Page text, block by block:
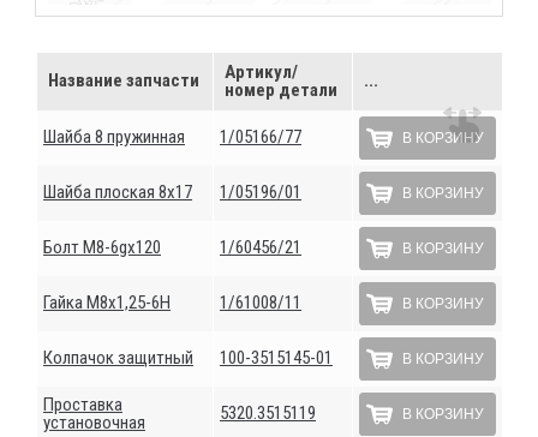
Название запчасти
Артикул/
номер детали
...
Шайба 8 пружинная 1/05166/77 В КОРЗИНУ
Шайба плоская 8х17 1/05196/01 В КОРЗИНУ
Болт М8-6gх120 1/60456/21 В КОРЗИНУ
Гайка М8х1,25-6Н 1/61008/11 В КОРЗИНУ
Колпачок защитный 100-3515145-01 В КОРЗИНУ
Проставка
установочная
5320.3515119 В КОРЗИНУ